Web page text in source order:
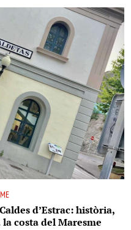
d’Estrac: història,
costa del Maresme